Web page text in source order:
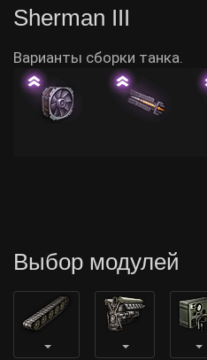
Sherman III
Варианты сборки танка.
Выбор модулей